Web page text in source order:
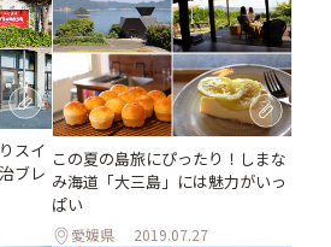
スイ
ブレ
この夏の島旅にぴったり！しまな
み海道「大三島」には魅力がいっ
ぱい
愛媛県 2019.07.27